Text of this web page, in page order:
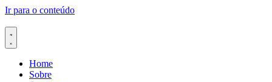
Ir para o conteúdo
Home
Sobre